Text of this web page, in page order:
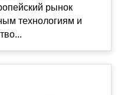
рынок
технологиям и